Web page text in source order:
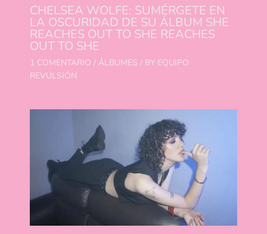
CHELSEA WOLFE: SUMÉRGETE EN
LA OSCURIDAD DE SU ÁLBUM SHE
REACHES OUT TO SHE REACHES
OUT TO SHE
1 COMENTARIO / ÁLBUMES / BY EQUIPO
REVULSIÓN